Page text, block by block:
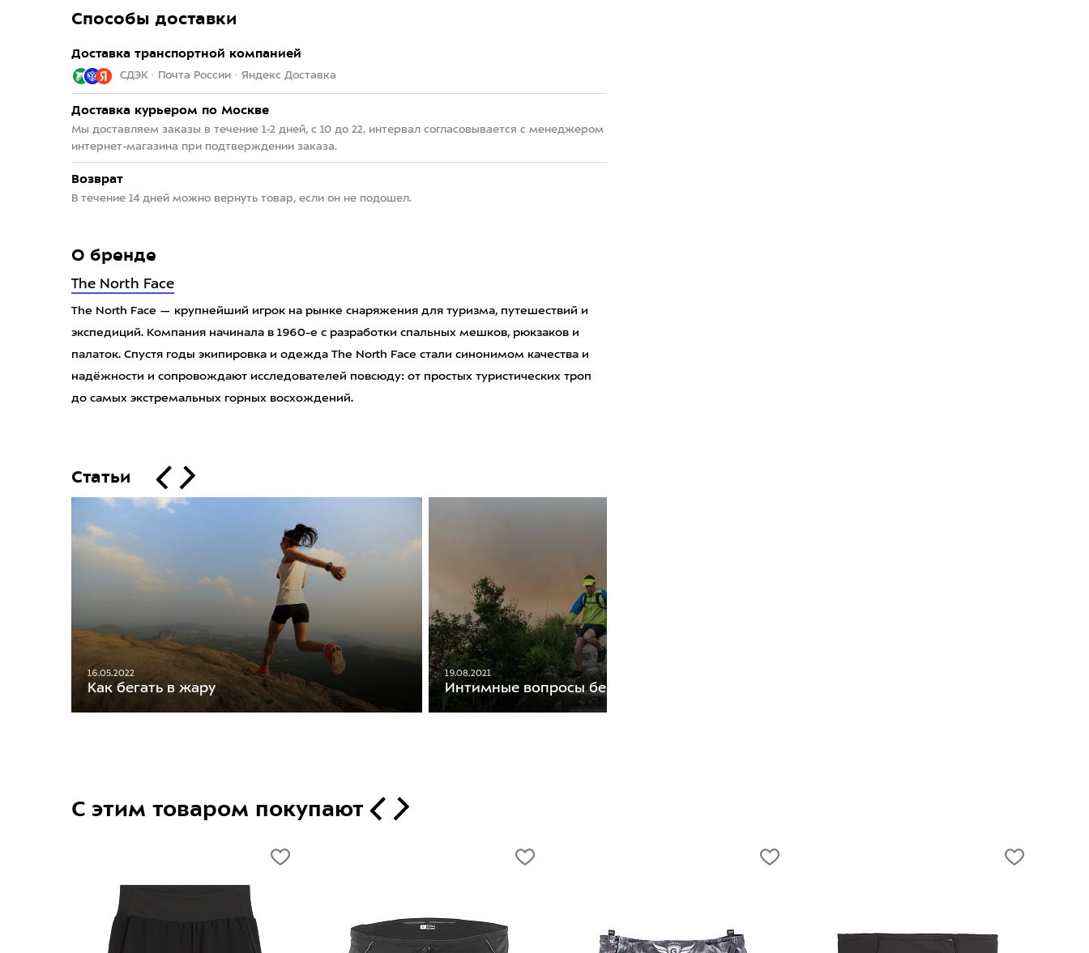
Способы доставки
Доставка транспортной компанией
СДЭК · Почта России · Яндекс Доставка
Доставка курьером по Москве
Мы доставляем заказы в течение 1-2 дней, с 10 до 22, интервал согласовывается с менеджером
интернет-магазина при подтверждении заказа.
Возврат
В течение 14 дней можно вернуть товар, если он не подошел.
О бренде
The North Face
The North Face — крупнейший игрок на рынке снаряжения для туризма, путешествий и
экспедиций. Компания начинала в 1960-е с разработки спальных мешков, рюкзаков и
палаток. Спустя годы экипировка и одежда The North Face стали синонимом качества и
надёжности и сопровождают исследователей повсюду: от простых туристических троп
до самых экстремальных горных восхождений.
Статьи
16.05.2022
Как бегать в жару
19.08.2021
Интимные вопросы бегунов
С этим товаром покупают